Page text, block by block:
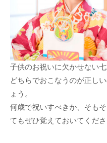
子供のお祝いに欠かせない
どちらでおこなうのが正し
ょう。
何歳で祝いすべきか、そも
てもぜひ覚えておいてくださ